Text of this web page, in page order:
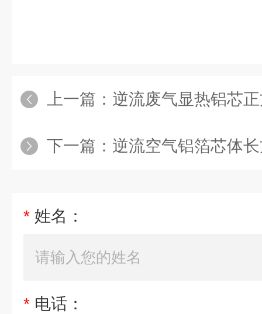
上一篇： 逆流废气显热铝芯
下一篇： 逆流空气铝箔芯体
* 姓名：
* 电话：